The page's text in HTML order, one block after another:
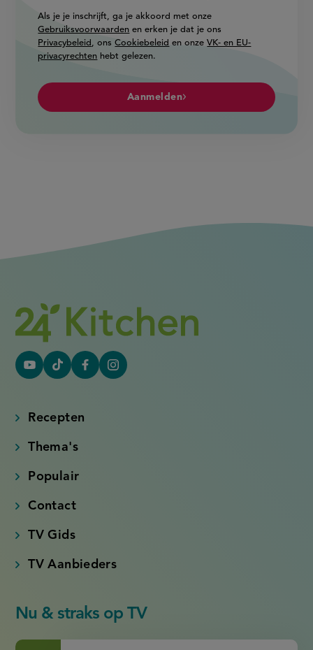
Als je je inschrijft, ga je akkoord met onze
Gebruiksvoorwaarden en erken je dat je ons
Privacybeleid , onsCookiebeleid en onzeVK- en EU-
privacyrechten hebt gelezen.
Aanmelden
YouTube
link)
Tiktok
link)
FacebookInstagram
Recepten
Thema's
Populair
Contact
TV Gids
TV Aanbieders
Nu & straks op TV